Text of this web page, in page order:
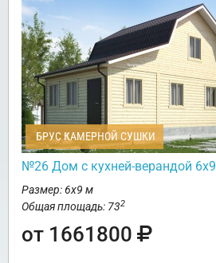
БРУС КАМЕРНОЙ СУШКИ
№26 Дом с кухней-верандой 6х9
Размер: 6х9 м
Общая площадь: 732
от 1661800